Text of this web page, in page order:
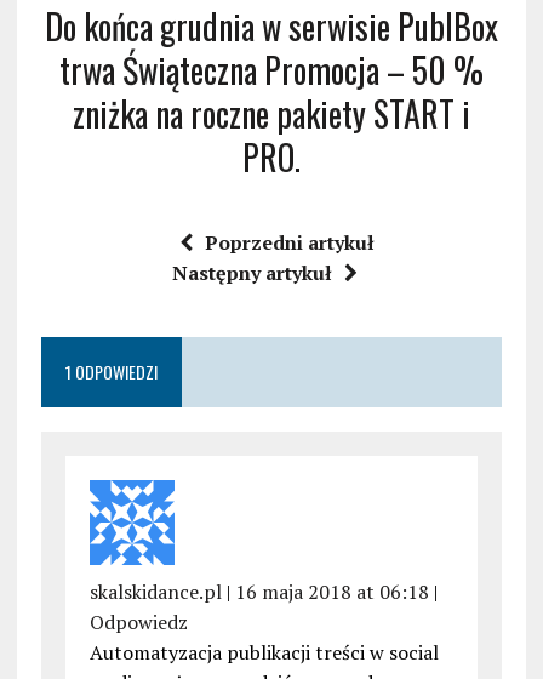
Do końca grudnia w serwisie PublBox
trwa Świąteczna Promocja – 50 %
zniżka na roczne pakiety START i
PRO.
Poprzedni artykuł
Następny artykuł
1 ODPOWIEDZI
skalskidance.pl| 16 maja 2018 at 06:18 |
Odpowiedz
Automatyzacja publikacji treści w social